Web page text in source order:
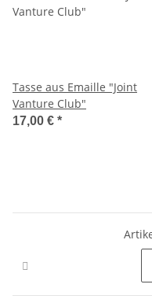
Tasse aus Emaille "Joint
Vanture Club"
17,00 € *